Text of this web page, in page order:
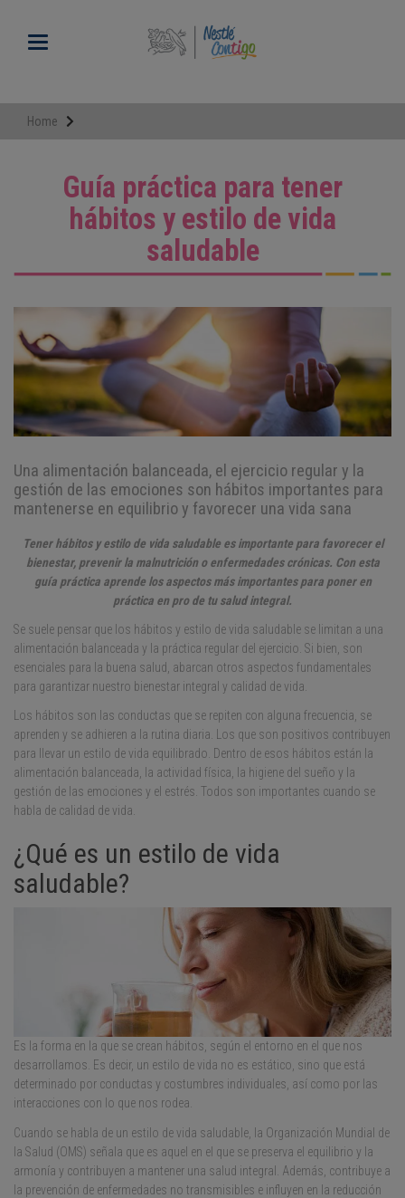
contenidoToggle navigation
Home
Guía práctica para tener
hábitos y estilo de vida
saludable
Una alimentación balanceada, el ejercicio regular y la
gestión de las emociones son hábitos importantes para
mantenerse en equilibrio y favorecer una vida sana
Tener hábitos y estilo de vida saludable es importante para favorecer el
bienestar, prevenir la malnutrición o enfermedades crónicas. Con esta
guía práctica aprende los aspectos más importantes para poner en
práctica en pro de tu salud integral.
Se suele pensar que los hábitos y estilo de vida saludable se limitan a una
alimentación balanceada y la práctica regular del ejercicio. Si bien, son
esenciales para la buena salud, abarcan otros aspectos fundamentales
para garantizar nuestro bienestar integral y calidad de vida.
Los hábitos son las conductas que se repiten con alguna frecuencia, se
aprenden y se adhieren a la rutina diaria. Los que son positivos contribuyen
para llevar un estilo de vida equilibrado. Dentro de esos hábitos están la
alimentación balanceada, la actividad física, la higiene del sueño y la
gestión de las emociones y el estrés. Todos son importantes cuando se
habla de calidad de vida.
¿Qué es un estilo de vida
saludable?
Es la forma en la que se crean hábitos, según el entorno en el que nos
desarrollamos. Es decir, un estilo de vida no es estático, sino que está
determinado por conductas y costumbres individuales, así como por las
interacciones con lo que nos rodea.
Cuando se habla de un estilo de vida saludable, la Organización Mundial de
la Salud (OMS) señala que es aquel en el que se preserva el equilibrio y la
armonía y contribuyen a mantener una salud integral. Además, contribuye a
la prevención de enfermedades no transmisibles e influyen en la reducción